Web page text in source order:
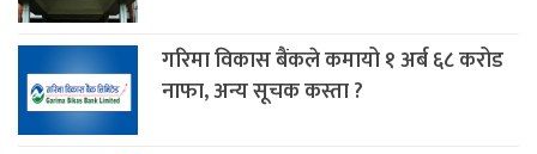
गरिमा विकास बैंकले कमायो १ अर्ब ६८ करोड
नाफा, अन्य सूचक कस्ता ?